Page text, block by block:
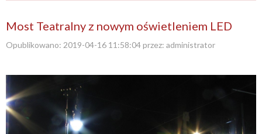
Most Teatralny z nowym oświetleniem LED
Opublikowano: 2019-04-16 11:58:04przez: administrator